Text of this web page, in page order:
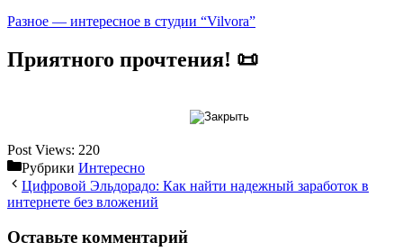
Разное — интересное в студии “Vilvora”
Приятного прочтения! 📜
Post Views: 220
Рубрики Интересно
Цифровой Эльдорадо: Как найти надежный заработок в
интернете без вложений
Оставьте комментарий